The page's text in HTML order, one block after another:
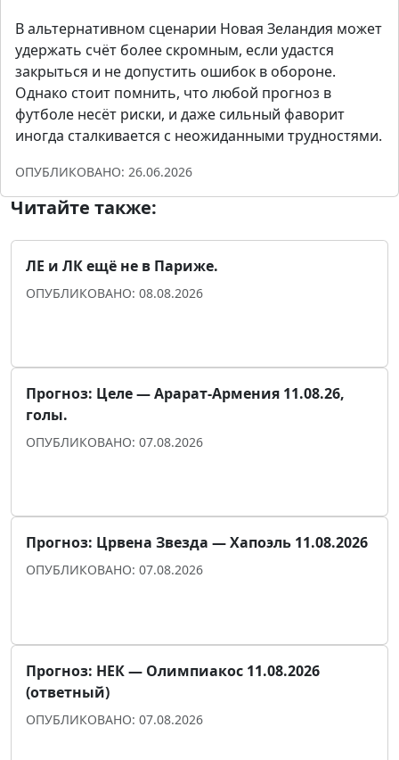
В альтернативном сценарии Новая Зеландия может
удержать счёт более скромным, если удастся
закрыться и не допустить ошибок в обороне.
Однако стоит помнить, что любой прогноз в
футболе несёт риски, и даже сильный фаворит
иногда сталкивается с неожиданными трудностями.
ОПУБЛИКОВАНО: 26.06.2026
Читайте также:
ЛЕ и ЛК ещё не в Париже.
ОПУБЛИКОВАНО: 08.08.2026
Прогноз: Целе — Арарат-Армения 11.08.26,
голы.
ОПУБЛИКОВАНО: 07.08.2026
Прогноз: Црвена Звезда — Хапоэль 11.08.2026
ОПУБЛИКОВАНО: 07.08.2026
Прогноз: НЕК — Олимпиакос 11.08.2026
(ответный)
ОПУБЛИКОВАНО: 07.08.2026